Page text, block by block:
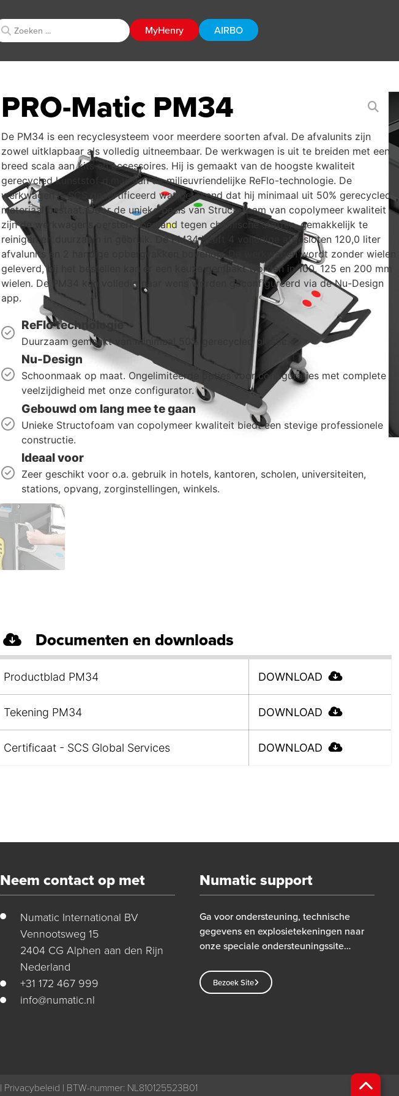
MyHenry AIRBO
PRO-Matic PM34
De PM34 is een recyclesysteem voor meerdere soorten afval. De afvalunits zijn
zowel uitklapbaar als volledig uitneembaar. De werkwagen is uit te breiden met een
breed scala aan kits en accessoires. Hij is gemaakt van de hoogste kwaliteit
gerecycled kunststof d.m.v. van de milieuvriendelijke ReFlo-technologie. De
werkwagen is SCS gecertificeerd wat betekend dat hij minimaal uit 50% gerecycled
materiaal bestaat. Door de unieke basis van Structofoam van copolymeer kwaliteit
zijn de werkwagens oersterk, bestand tegen chemische stoffen, gemakkelijk te
reinigen en duurzaam in gebruik. De PM34 heeft 4 volledige afgesloten 120,0 liter
afvalunits en 2 handige opbergvakken bovenop. De werkwagen wordt zonder wielen
geleverd, bij het bestellen kan er een keuze gemaakt worden in 100, 125 en 200 mm
wielen. De PM34 kan volledig naar wens worden geconfigureerd via de Nu-Design
app.
ReFlo technologie
Duurzaam gemaakt van minimaal 50% gerecycled plastic.
Nu-Design
Schoonmaak op maat. Ongelimiteerde opties voor configuraties met complete
veelzijdigheid met onze configurator.
Gebouwd om lang mee te gaan
Unieke Structofoam van copolymeer kwaliteit biedt een stevige professionele
constructie.
Ideaal voor
Zeer geschikt voor o.a. gebruik in hotels, kantoren, scholen, universiteiten,
stations, opvang, zorginstellingen, winkels.
Documenten en downloads
Productblad PM34 DOWNLOAD
Tekening PM34 DOWNLOAD
Certificaat - SCS Global Services DOWNLOAD
Neem contact op met
Numatic International BV
Vennootsweg 15
2404 CG Alphen aan den Rijn
Nederland
+31 172 467 999
info@numatic.nl
Numatic support
Ga voor ondersteuning, technische
gegevens en explosietekeningen naar
onze speciale ondersteuningssite…
Bezoek Site
| Privacybeleid | BTW-nummer: NL810125523B01